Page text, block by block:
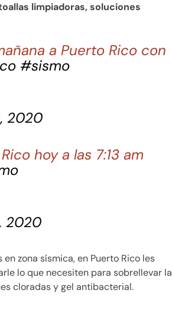
limpiadoras, soluciones
a Puerto Rico con
#sismo
2020
hoy a las 7:13 am
2020
zona sísmica, en Puerto Rico les
lo que necesiten para sobrellevar la
cloradas y gel antibacterial.